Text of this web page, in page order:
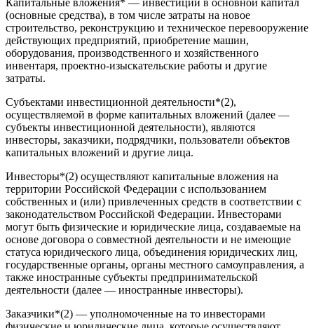
Капитальные вложения* — инвестиции в основной капитал
(основные средства), в том числе затраты на новое
строительство, реконструкцию и техническое перевооружение
действующих предприятий, приобретение машин,
оборудования, производственного и хозяйственного
инвентаря, проектно-изыскательские работы и другие
затраты.
Субъектами инвестиционной деятельности*(2),
осуществляемой в форме капитальных вложений (далее —
субъекты инвестиционной деятельности), являются
инвесторы, заказчики, подрядчики, пользователи объектов
капитальных вложений и другие лица.
Инвесторы*(2) осуществляют капитальные вложения на
территории Российской Федерации с использованием
собственных и (или) привлеченных средств в соответствии с
законодательством Российской Федерации. Инвесторами
могут быть физические и юридические лица, создаваемые на
основе договора о совместной деятельности и не имеющие
статуса юридического лица, объединения юридических лиц,
государственные органы, органы местного самоуправления, а
также иностранные субъекты предпринимательской
деятельности (далее — иностранные инвесторы).
Заказчики*(2) — уполномоченные на то инвесторами